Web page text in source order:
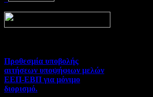
Προθεσμία υποβολής
αιτήσεων υποψήφιων μελών
ΕΕΠ-ΕΒΠ για μόνιμο
διορισμό.